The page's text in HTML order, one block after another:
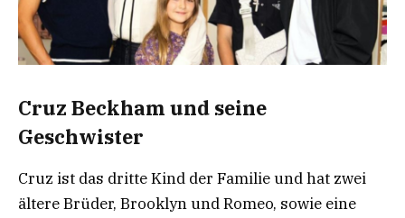
Cruz Beckham und seine
Geschwister
Cruz ist das dritte Kind der Familie und hat zwei
ältere Brüder, Brooklyn und Romeo, sowie eine